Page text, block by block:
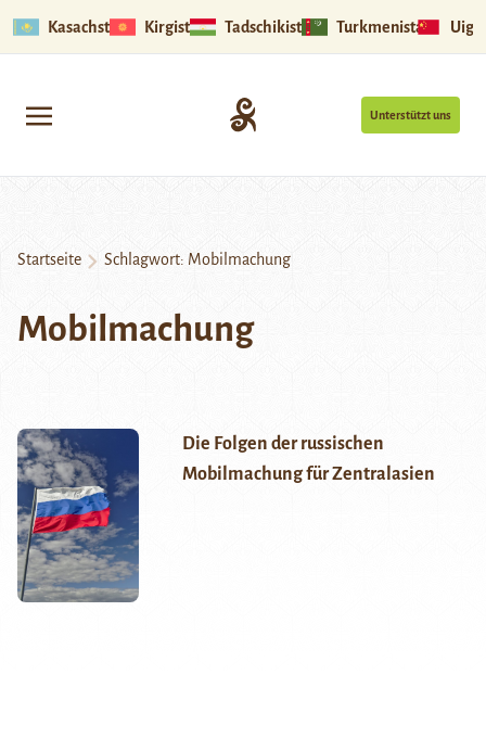
Kasachstan Kirgistan Tadschikistan Turkmenistan
Unterstützt uns
Startseite Schlagwort: Mobilmachung
Mobilmachung
Die Folgen der russischen
Mobilmachung für Zentralasien